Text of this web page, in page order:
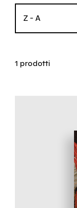
Z - A
1 prodotti